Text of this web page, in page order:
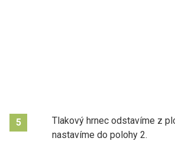
5
Tlakový hrnec odstavíme z
nastavíme do polohy 2.